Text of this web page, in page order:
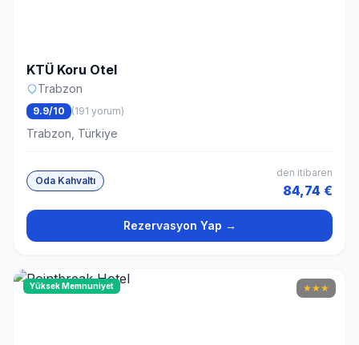
KTÜ Koru Otel
Trabzon
9.9/10 (191 yorum)
Trabzon, Türkiye
Oda Kahvaltı
den itibaren
84,74 €
Rezervasyon Yap →
Yüksek Memnuniyet ★★★